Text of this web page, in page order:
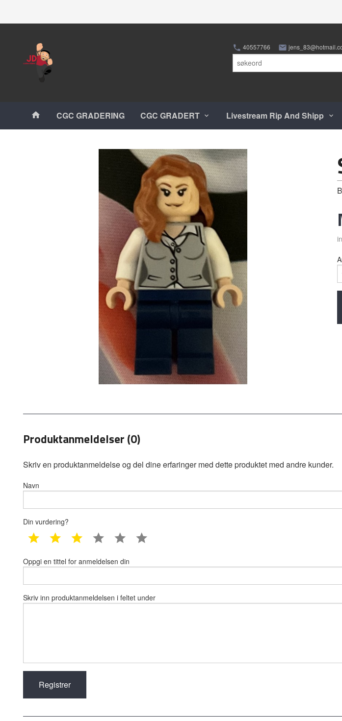
40557766
Produkter
CGC GRADERING CGC GRADERT Livestream Rip And Shipp
Produktanmeldelser (0)
Skriv en produktanmeldelse og del dine erfaringer med dette produktet med andre kunder.
Navn
Din vurdering?
1 star 2 star 3 star 4 star 5 star
Oppgi en tittel for anmeldelsen din
Skriv inn produktanmeldelsen i feltet under